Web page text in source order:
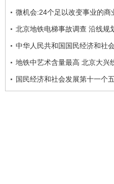
微机会:24个足以改变事业的商
北京地铁电梯事故调查 沿线规
中华人民共和国国民经济和社
地铁中艺术含量最高 北京大兴
国民经济和社会发展第十一个